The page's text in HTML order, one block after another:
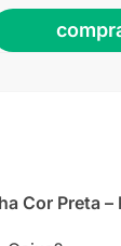
Cor Preta